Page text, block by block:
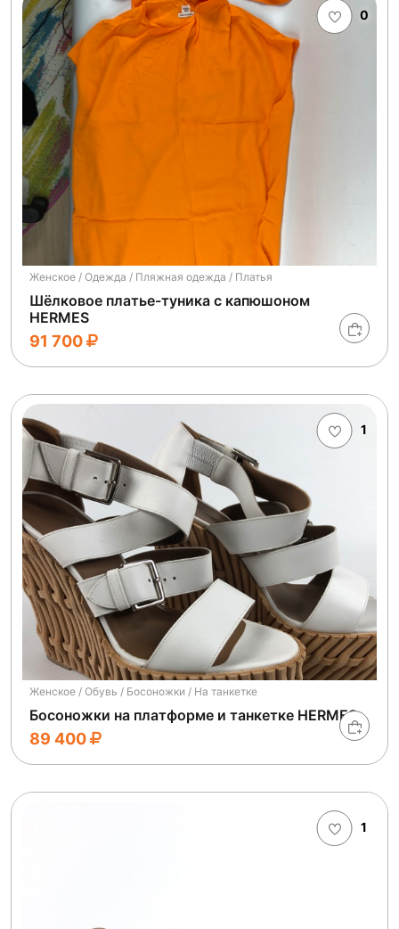
0
Женское / Одежда / Пляжная одежда / Платья
Шёлковое платье-туника с капюшоном
HERMES
91 700
1
Женское / Обувь / Босоножки / На танкетке
Босоножки на платформе и танкетке HERMES
89 400
1